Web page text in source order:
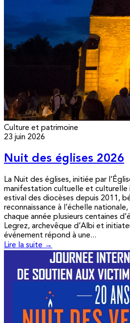
Culture et patrimoine
23 juin 2026
Nuit des églises 2026
La Nuit des églises, initiée par
manifestation cultuelle et culturelle
estival des diocèses depuis 2011,
reconnaissance à l’échelle
chaque année plusieurs centaines
Legrez, archevêque d’Albi et
événement répond à une...
Lire la suite →